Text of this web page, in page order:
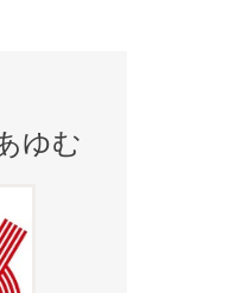
ゆむ